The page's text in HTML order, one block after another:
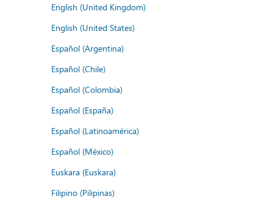
English (United Kingdom)
English (United States)
Español (Argentina)
Español (Chile)
Español (Colombia)
Español (España)
Español (Latinoamérica)
Español (México)
Euskara (Euskara)
Filipino (Pilipinas)